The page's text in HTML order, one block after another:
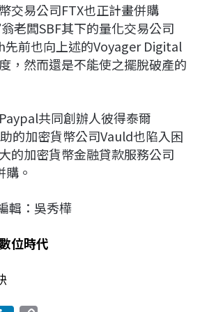
交易公司FTX也正計畫併購
老闆SBF其下的量化交易公司
先前也向上述的Voyager Digital
，然而還是不能使之擺脫破產的
共同創辦人彼得泰爾
的加密貨幣公司Vauld也陷入困
的加密貨幣金融貸款服務公司
購。
輯：吳秀樺
位時代